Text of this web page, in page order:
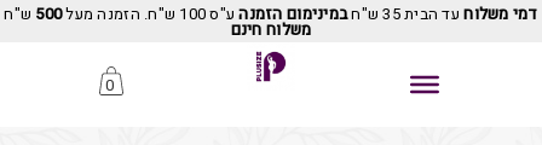
דמי משלוחעד הבית 35 ש"ח במינימום הזמנהע"ס 100 ש"ח. הזמנה מעל 500 ש"ח
משלוח חינם
0